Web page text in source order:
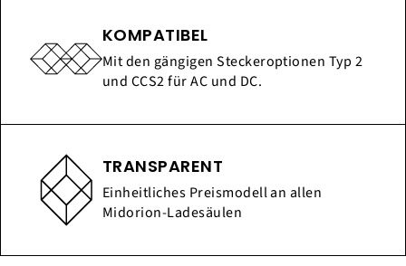
KOMPATIBEL
Mit den gängigen Steckeroptionen Typ 2
und CCS2 für AC und DC.
TRANSPARENT
Einheitliches Preismodell an allen
Midorion-Ladesäulen